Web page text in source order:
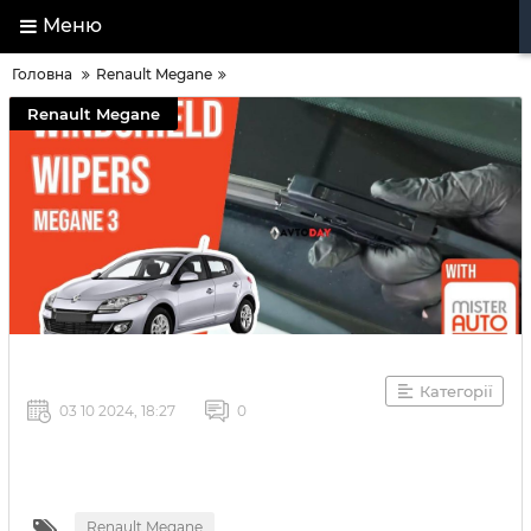
Меню
Головна Renault Megane
Renault Megane
Категорії
03 10 2024, 18:27 0
Renault Megane